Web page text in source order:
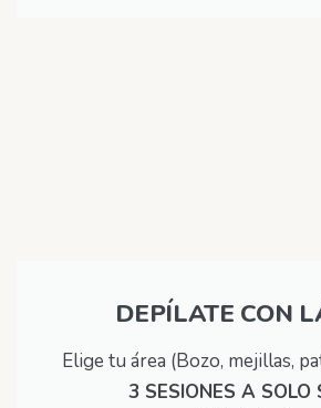
DEPÍLATE CON
Elige tu área (Bozo, mejillas,
3 SESIONES A SOLO